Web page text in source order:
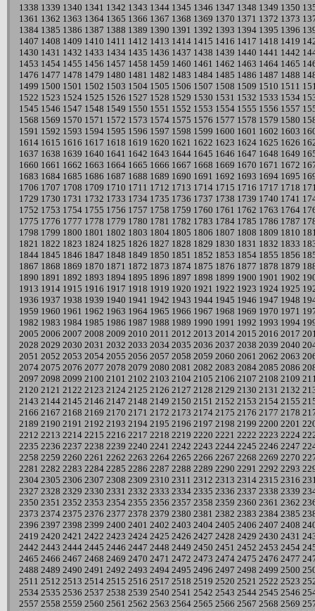
1338 1339 1340 1341 1342 1343 1344 1345 1346 1347 1348 1349 1350
1361 1362 1363 1364 1365 1366 1367 1368 1369 1370 1371 1372 1373
1384 1385 1386 1387 1388 1389 1390 1391 1392 1393 1394 1395 1396
1407 1408 1409 1410 1411 1412 1413 1414 1415 1416 1417 1418 1419
1430 1431 1432 1433 1434 1435 1436 1437 1438 1439 1440 1441 1442
1453 1454 1455 1456 1457 1458 1459 1460 1461 1462 1463 1464 1465
1476 1477 1478 1479 1480 1481 1482 1483 1484 1485 1486 1487 1488
1499 1500 1501 1502 1503 1504 1505 1506 1507 1508 1509 1510 1511
1522 1523 1524 1525 1526 1527 1528 1529 1530 1531 1532 1533 1534
1545 1546 1547 1548 1549 1550 1551 1552 1553 1554 1555 1556 1557
1568 1569 1570 1571 1572 1573 1574 1575 1576 1577 1578 1579 1580
1591 1592 1593 1594 1595 1596 1597 1598 1599 1600 1601 1602 1603
1614 1615 1616 1617 1618 1619 1620 1621 1622 1623 1624 1625 1626
1637 1638 1639 1640 1641 1642 1643 1644 1645 1646 1647 1648 1649
1660 1661 1662 1663 1664 1665 1666 1667 1668 1669 1670 1671 1672
1683 1684 1685 1686 1687 1688 1689 1690 1691 1692 1693 1694 1695
1706 1707 1708 1709 1710 1711 1712 1713 1714 1715 1716 1717 1718
1729 1730 1731 1732 1733 1734 1735 1736 1737 1738 1739 1740 1741
1752 1753 1754 1755 1756 1757 1758 1759 1760 1761 1762 1763 1764
1775 1776 1777 1778 1779 1780 1781 1782 1783 1784 1785 1786 1787
1798 1799 1800 1801 1802 1803 1804 1805 1806 1807 1808 1809 1810
1821 1822 1823 1824 1825 1826 1827 1828 1829 1830 1831 1832 1833
1844 1845 1846 1847 1848 1849 1850 1851 1852 1853 1854 1855 1856
1867 1868 1869 1870 1871 1872 1873 1874 1875 1876 1877 1878 1879
1890 1891 1892 1893 1894 1895 1896 1897 1898 1899 1900 1901 1902
1913 1914 1915 1916 1917 1918 1919 1920 1921 1922 1923 1924 1925
1936 1937 1938 1939 1940 1941 1942 1943 1944 1945 1946 1947 1948
1959 1960 1961 1962 1963 1964 1965 1966 1967 1968 1969 1970 1971
1982 1983 1984 1985 1986 1987 1988 1989 1990 1991 1992 1993 1994
2005 2006 2007 2008 2009 2010 2011 2012 2013 2014 2015 2016 2017
2028 2029 2030 2031 2032 2033 2034 2035 2036 2037 2038 2039 2040
2051 2052 2053 2054 2055 2056 2057 2058 2059 2060 2061 2062 2063
2074 2075 2076 2077 2078 2079 2080 2081 2082 2083 2084 2085 2086
2097 2098 2099 2100 2101 2102 2103 2104 2105 2106 2107 2108 2109
2120 2121 2122 2123 2124 2125 2126 2127 2128 2129 2130 2131 2132
2143 2144 2145 2146 2147 2148 2149 2150 2151 2152 2153 2154 2155
2166 2167 2168 2169 2170 2171 2172 2173 2174 2175 2176 2177 2178
2189 2190 2191 2192 2193 2194 2195 2196 2197 2198 2199 2200 2201
2212 2213 2214 2215 2216 2217 2218 2219 2220 2221 2222 2223 2224
2235 2236 2237 2238 2239 2240 2241 2242 2243 2244 2245 2246 2247
2258 2259 2260 2261 2262 2263 2264 2265 2266 2267 2268 2269 2270
2281 2282 2283 2284 2285 2286 2287 2288 2289 2290 2291 2292 2293
2304 2305 2306 2307 2308 2309 2310 2311 2312 2313 2314 2315 2316
2327 2328 2329 2330 2331 2332 2333 2334 2335 2336 2337 2338 2339
2350 2351 2352 2353 2354 2355 2356 2357 2358 2359 2360 2361 2362
2373 2374 2375 2376 2377 2378 2379 2380 2381 2382 2383 2384 2385
2396 2397 2398 2399 2400 2401 2402 2403 2404 2405 2406 2407 2408
2419 2420 2421 2422 2423 2424 2425 2426 2427 2428 2429 2430 2431
2442 2443 2444 2445 2446 2447 2448 2449 2450 2451 2452 2453 2454
2465 2466 2467 2468 2469 2470 2471 2472 2473 2474 2475 2476 2477
2488 2489 2490 2491 2492 2493 2494 2495 2496 2497 2498 2499 2500
2511 2512 2513 2514 2515 2516 2517 2518 2519 2520 2521 2522 2523
2534 2535 2536 2537 2538 2539 2540 2541 2542 2543 2544 2545 2546
2557 2558 2559 2560 2561 2562 2563 2564 2565 2566 2567 2568 2569